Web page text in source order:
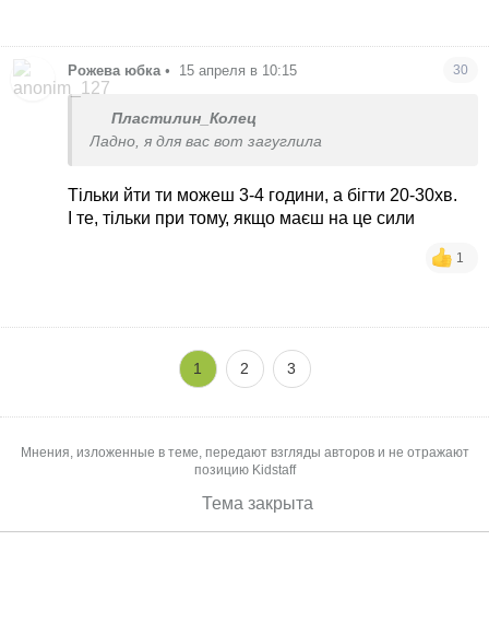
Рожева юбка • 15 апреля в 10:15 30
Пластилин_Колец
Ладно, я для вас вот загуглила
Тільки йти ти можеш 3-4 години, а бігти 20-30хв.
І те, тільки при тому, якщо маєш на це сили
1
1 2 3
Мнения, изложенные в теме, передают взгляды авторов и не отражают
позицию Kidstaff
Тема закрыта